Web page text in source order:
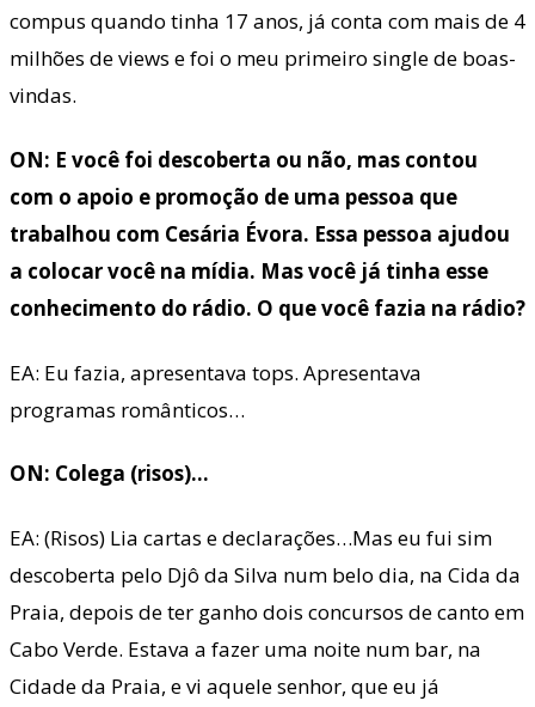
compus quando tinha 17 anos, já conta com mais de 4
milhões de views e foi o meu primeiro single de boas-
vindas.
ON: E você foi descoberta ou não, mas contou
com o apoio e promoção de uma pessoa que
trabalhou com Cesária Évora. Essa pessoa ajudou
a colocar você na mídia. Mas você já tinha esse
conhecimento do rádio. O que você fazia na rádio?
EA: Eu fazia, apresentava tops. Apresentava
programas românticos…
ON: Colega (risos)…
EA: (Risos) Lia cartas e declarações…Mas eu fui sim
descoberta pelo Djô da Silva num belo dia, na Cida da
Praia, depois de ter ganho dois concursos de canto em
Cabo Verde. Estava a fazer uma noite num bar, na
Cidade da Praia, e vi aquele senhor, que eu já